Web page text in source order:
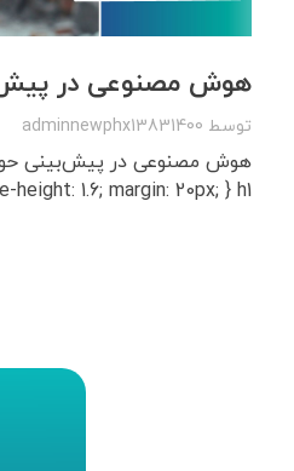
هوش مصنوعی در پیش
توسط adminnewphx13831400
1.6; margin: 20px; } h1 { ...